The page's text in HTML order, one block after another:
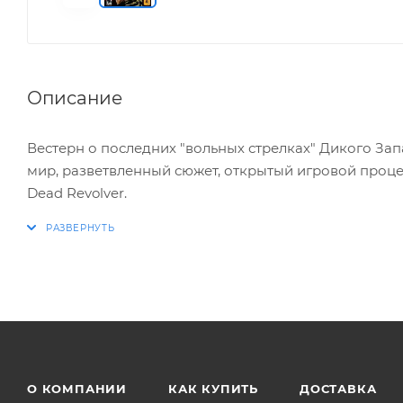
Описание
Вестерн о последних "вольных стрелках" Дикого
мир, разветвленный сюжет, открытый игровой
Dead Revolver.
выживание, посетить Мексику, пребывающую на
О КОМПАНИИ КАК КУПИТЬ ДОСТАВКА